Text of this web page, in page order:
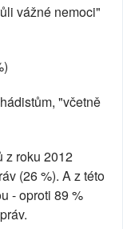
vážné nemoci"
"včetně
z roku 2012
(26 %). A z této
- oproti 89 %